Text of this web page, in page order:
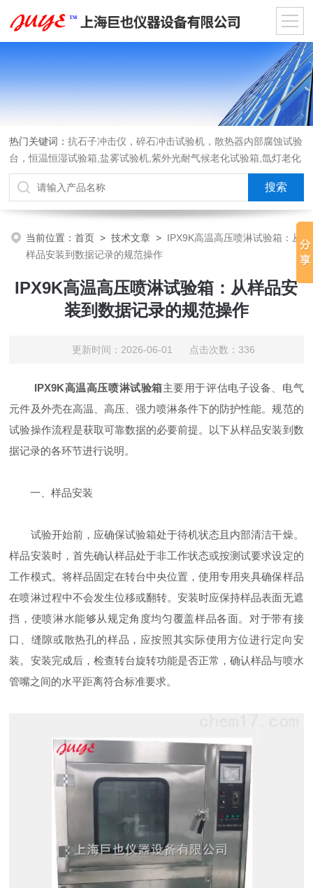
热门关键词：抗石子冲击仪，碎石冲击试验机，散热器内部腐蚀试验
台，恒温恒湿试验箱,盐雾试验机,紫外光耐气候老化试验箱,氙灯老化
试验箱，沙尘试验箱，淋雨试验箱，汽车内饰材料燃烧试验机
当前位置：首页 >技术文章 > IPX9K高温高压喷淋试验箱：从
样品安装到数据记录的规范操作
IPX9K高温高压喷淋试验箱：从样品安
装到数据记录的规范操作
更新时间：2026-06-01 点击次数：336
IPX9K高温高压喷淋试验箱主要用于评估电子设备、电气
元件及外壳在高温、高压、强力喷淋条件下的防护性能。规范的
试验操作流程是获取可靠数据的必要前提。以下从样品安装到数
据记录的各环节进行说明。
一、样品安装
试验开始前，应确保试验箱处于待机状态且内部清洁干燥。
样品安装时，首先确认样品处于非工作状态或按测试要求设定的
工作模式。将样品固定在转台中央位置，使用专用夹具确保样品
在喷淋过程中不会发生位移或翻转。安装时应保持样品表面无遮
挡，使喷淋水能够从规定角度均匀覆盖样品各面。对于带有接
口、缝隙或散热孔的样品，应按照其实际使用方位进行定向安
装。安装完成后，检查转台旋转功能是否正常，确认样品与喷水
管嘴之间的水平距离符合标准要求。